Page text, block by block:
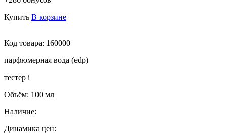
Купить В корзине
Код товара: 160000
парфюмерная вода (edp)
тестер i
Объём: 100 мл
Наличие:
Динамика цен: